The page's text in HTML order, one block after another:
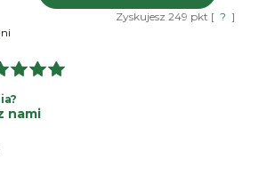
Zyskujesz249 pkt [ ? ]
nami